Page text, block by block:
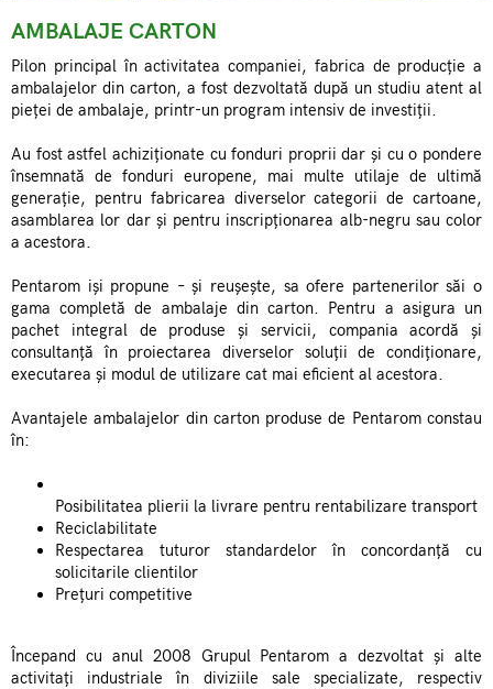
AMBALAJE CARTON
Pilon principal în activitatea companiei, fabrica de producție a
ambalajelor din carton, a fost dezvoltată după un studiu atent al
pieței de ambalaje, printr-un program intensiv de investiții.
Au fost astfel achiziționate cu fonduri proprii dar și cu o pondere
însemnată de fonduri europene, mai multe utilaje de ultimă
generație, pentru fabricarea diverselor categorii de cartoane,
asamblarea lor dar și pentru inscripționarea alb-negru sau color
a acestora.
Pentarom iși propune – și reușește, sa ofere partenerilor săi o
gama completă de ambalaje din carton. Pentru a asigura un
pachet integral de produse și servicii, compania acordă și
consultanță în proiectarea diverselor soluții de condiționare,
executarea și modul de utilizare cat mai eficient al acestora.
Avantajele ambalajelor din carton produse de Pentarom constau
în:
Posibilitatea plierii la livrare pentru rentabilizare transport
Reciclabilitate
Respectarea tuturor standardelor în concordanță cu
solicitarile clientilor
Prețuri competitive
Începand cu anul 2008 Grupul Pentarom a dezvoltat și alte
activitați industriale în diviziile sale specializate, respectiv